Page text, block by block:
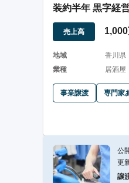
装約半年 黒字経
屋
売上高
地域
香川県
業種
居酒屋
事業譲渡 専門家
公
更
譲